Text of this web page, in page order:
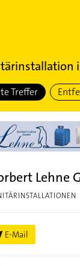
Treffer
Lehne
E-Mail